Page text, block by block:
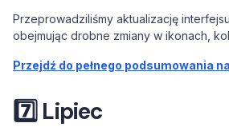
Przeprowadziliśmy aktualizację
obejmując drobne zmiany w ikonach,
Przejdź do pełnego podsumowania
7️⃣ Lipiec